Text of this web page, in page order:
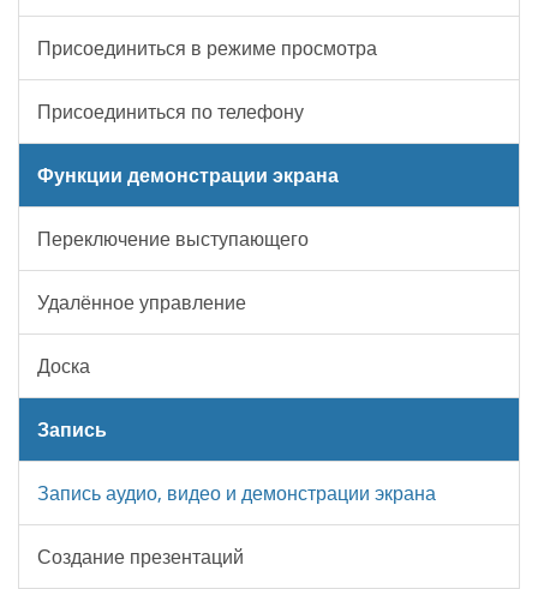
Присоединиться в режиме просмотра
Присоединиться по телефону
Функции демонстрации экрана
Переключение выступающего
Удалённое управление
Доска
Запись
Запись аудио, видео и демонстрации экрана
Создание презентаций